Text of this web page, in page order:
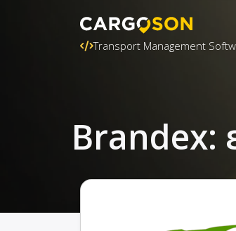
Transport Management
Brandex: